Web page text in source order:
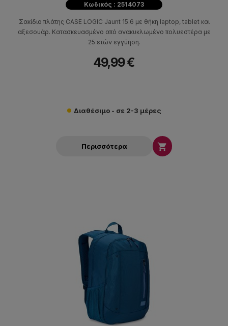
Κωδικός : 2514073
Σακίδιο πλάτης CASE LOGIC Jaunt 15.6 με θήκη laptop, tablet και
αξεσουάρ. Κατασκευασμένο από ανακυκλωμένο πολυεστέρα με
25 ετών εγγύηση.
49,99 €
Διαθέσιμο - σε 2-3 μέρες
Περισσότερα 